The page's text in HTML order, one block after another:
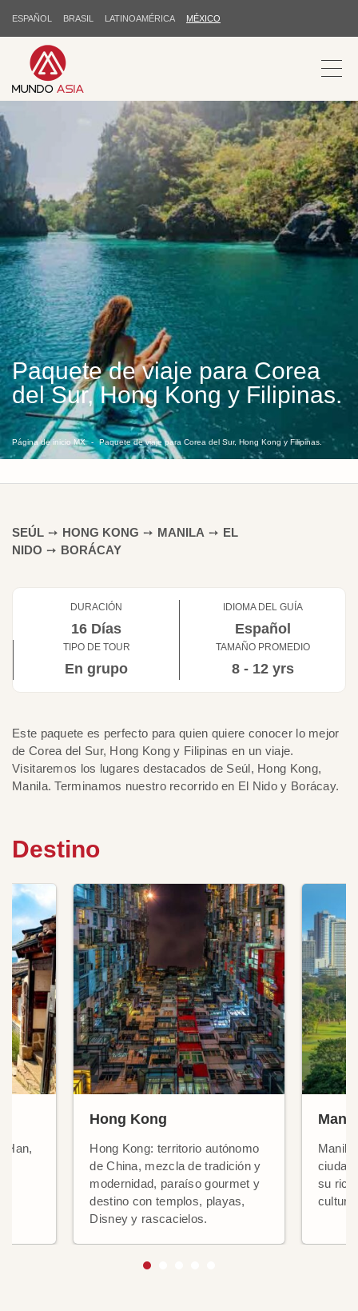
ESPAÑOL BRASIL LATINOAMÉRICA MÉXICO
Paquete de viaje para Corea
del Sur, Hong Kong y Filipinas.
Página de inicio MX Paquete de viaje para Corea del Sur, Hong Kong y Filipinas.
SEÚL ➙ HONG KONG ➙ MANILA ➙ EL
NIDO ➙ BORÁCAY
DURACIÓN
16 Días
IDIOMA DEL GUÍA
Español
TIPO DE TOUR
En grupo
TAMAÑO PROMEDIO
8 - 12 yrs
Este paquete es perfecto para quien quiere conocer lo mejor
de Corea del Sur, Hong Kong y Filipinas en un viaje.
Visitaremos los lugares destacados de Seúl, Hong Kong,
Manila. Terminamos nuestro recorrido en El Nido y Borácay.
Destino
Han,
Hong Kong
Hong Kong: territorio autónomo
de China, mezcla de tradición y
modernidad, paraíso gourmet y
destino con templos, playas,
Disney y rascacielos.
Manila
ciudad
su rica